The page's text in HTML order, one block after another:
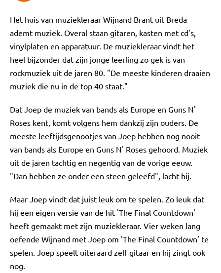
Het huis van muziekleraar Wijnand Brant uit Breda
ademt muziek. Overal staan gitaren, kasten met cd's,
vinylplaten en apparatuur. De muziekleraar vindt het
heel bijzonder dat zijn jonge leerling zo gek is van
rockmuziek uit de jaren 80. "De meeste kinderen draaien
muziek die nu in de top 40 staat."
Dat Joep de muziek van bands als Europe en Guns N'
Roses kent, komt volgens hem dankzij zijn ouders. De
meeste leeftijdsgenootjes van Joep hebben nog nooit
van bands als Europe en Guns N' Roses gehoord. Muziek
uit de jaren tachtig en negentig van de vorige eeuw.
"Dan hebben ze onder een steen geleefd", lacht hij.
Maar Joep vindt dat juist leuk om te spelen. Zo leuk dat
hij een eigen versie van de hit 'The Final Countdown'
heeft gemaakt met zijn muziekleraar. Vier weken lang
oefende Wijnand met Joep om 'The Final Countdown' te
spelen. Joep speelt uiteraard zelf gitaar en hij zingt ook
nog.